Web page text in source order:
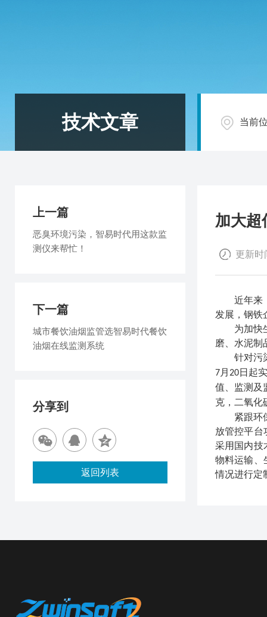
技术文章 当前
加大超
更新时
近年来
发展，钢铁
为加快
磨、水泥制
针对污
7月 20日起
值、监测及
克，二氧化
紧跟环
放管控平台
采用国内技
物料运输、
情况进行定
上一篇
恶臭环境污染，智易时代用这款监
测仪来帮忙！
下一篇
城市餐饮油烟监管选智易时代餐饮
油烟在线监测系统
分享到
返回列表